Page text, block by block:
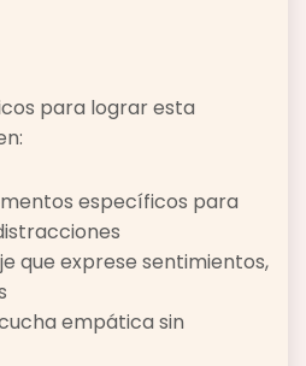
para lograr esta
específicos para
que exprese sentimientos,
empática sin